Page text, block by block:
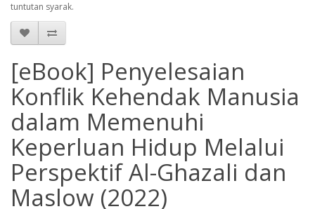
tuntutan syarak.
[eBook] Penyelesaian
Konflik Kehendak Manusia
dalam Memenuhi
Keperluan Hidup Melalui
Perspektif Al-Ghazali dan
Maslow (2022)